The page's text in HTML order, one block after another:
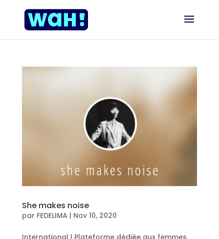
She makes noise
par FEDELIMA | Nov 10, 2020